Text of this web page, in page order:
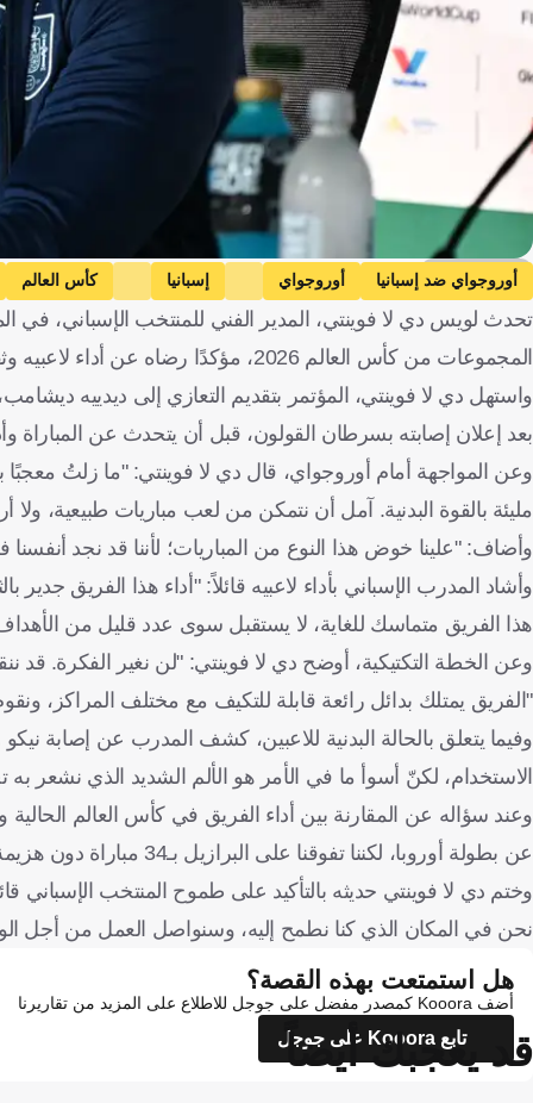
Getty Images
أوروجواي ضد إسبانيا أوروجواي إسبانيا كأس العالم
تحدث لويس دي لا فوينتي، المدير الفني للمنتخب الإسباني،
المجموعات من كأس العالم 2026، مؤكدًا رضاه عن أداء لاعبيه وثقته في استمرار الفريق على نفس النسق خلال الأدوار الإقصائية المقبلة.
واستهل دي لا فوينتي، المؤتمر بتقديم التعازي إلى ديدييه
بعد إعلان إصابته بسرطان القولون، قبل أن يتحدث عن المباراة
وعن المواجهة أمام أوروجواي، قال دي لا فوينتي: "ما زلتُ معجبًا
مليئة بالقوة البدنية. آمل أن نتمكن من لعب مباريات طبيعية، ولا
وأضاف: "علينا خوض هذا النوع من المباريات؛ لأننا قد نجد
وأشاد المدرب الإسباني بأداء لاعبيه قائلاً: "أداء هذا الفريق
هذا الفريق متماسك للغاية، لا يستقبل سوى عدد قليل من
وعن الخطة التكتيكية، أوضح دي لا فوينتي: "لن نغير الفكرة. قد
"الفريق يمتلك بدائل رائعة قابلة للتكيف مع مختلف المراكز،
وفيما يتعلق بالحالة البدنية للاعبين، كشف المدرب عن إصابة
الاستخدام، لكنّ أسوأ ما في الأمر هو الألم الشديد الذي نشعر
وعند سؤاله عن المقارنة بين أداء الفريق في كأس العالم
عن بطولة أوروبا، لكننا تفوقنا على البرازيل بـ34 مباراة دون هزيمة، وهذا دليل على أننا نسير على الطريق الصحيح".
وختم دي لا فوينتي حديثه بالتأكيد على طموح المنتخب الإسباني
نحن في المكان الذي كنا نطمح إليه، وسنواصل العمل من أجل
هل استمتعت بهذه القصة؟
أضف Kooora كمصدر مفضل على جوجل للاطلاع على المزيد من تقاريرنا
تابع Kooora على جوجل
قد يعجبك أيضاً